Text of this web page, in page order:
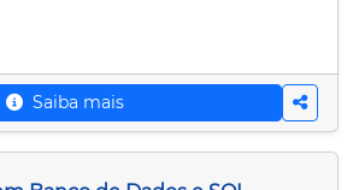
Saiba mais